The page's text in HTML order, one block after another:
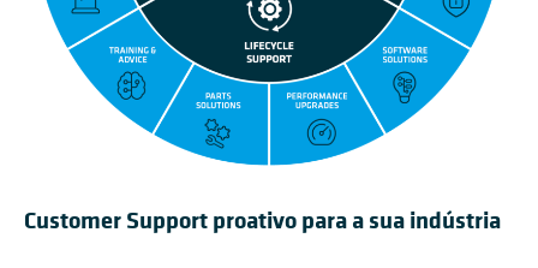
Customer Support proativo para a sua indústria